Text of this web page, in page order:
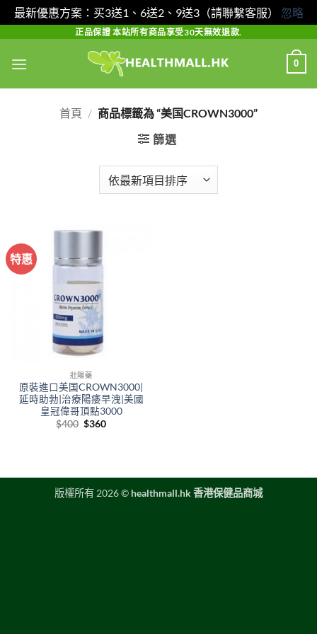
最新優惠方案：买3送1、6送2、9送3（請聯繫客服） 忽略
content
正品保證 本站所有商品享受30天無效退款.
0
首頁 / 商品標籤為 “美国CROWN3000”
篩選
特惠
壯陽藥
原裝進口美国CROWN3000|
延時助勃|治療陽痿早洩|美國
皇冠偉哥頂點3000
$400 Original
$360Current
版權所有 2026 © healthmall.hk 香港保健品商城